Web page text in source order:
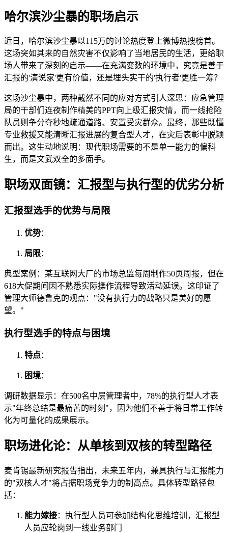
哈尔滨沙尘暴的职场启示
近日，哈尔滨沙尘暴以115万的讨论热度登上微博热搜榜首。
这场突如其来的自然灾害不仅影响了当地居民的生活，更给职
场人带来了深刻的启示——在充满变数的环境中，究竟是善于
汇报的'演说家'更有价值，还是埋头实干的'执行者'更胜一筹？
这场沙尘暴中，两种截然不同的应对方式引人深思：应急管理
局的干部们连夜制作精美的PPT向上级汇报灾情，而一线抢险
队员则争分夺秒地疏通道路、安置受灾群众。最终，那些既懂
专业救援又能清晰汇报进展的复合型人才，在灾后表彰中脱颖
而出。这生动地说明：现代职场需要的不是单一能力的偏科
生，而是文武双全的多面手。
职场双面镜：汇报型与执行型的优劣分析
汇报型选手的优势与局限
优势：
局限：
典型案例：某互联网大厂的市场总监每周制作50页周报，但在
618大促期间因不熟悉实际操作流程导致活动延误。这印证了
管理大师德鲁克的观点："没有执行力的战略只是美好的愿
望。"
执行型选手的特点与困境
特点：
困境：
调研数据显示：在500名中层管理者中，78%的执行型人才表
示"年终总结是最痛苦的时刻"，因为他们不善于将日常工作转
化为可量化的成果展示。
职场进化论：从单核到双核的转型路径
麦肯锡最新研究报告指出，未来五年内，兼具执行与汇报能力
的"双核人才"将占据职场竞争力的制高点。具体转型路径包
括：
能力嫁接：执行型人员可参加结构化思维培训，汇报型
人员应轮岗到一线业务部门